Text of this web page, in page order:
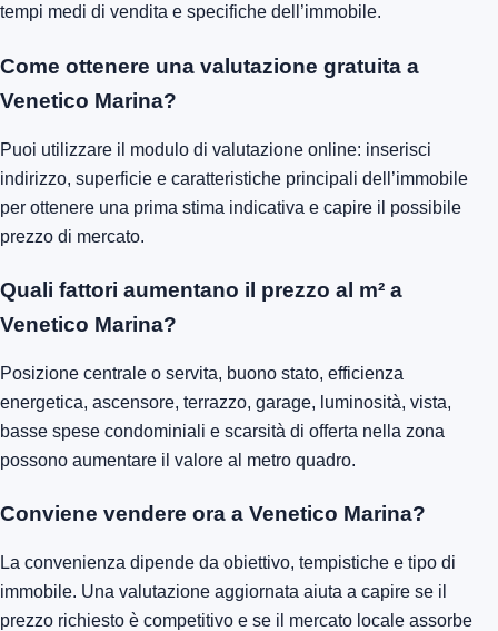
tempi medi di vendita e specifiche dell’immobile.
Come ottenere una valutazione gratuita a
Venetico Marina?
Puoi utilizzare il modulo di valutazione online: inserisci
indirizzo, superficie e caratteristiche principali dell’immobile
per ottenere una prima stima indicativa e capire il possibile
prezzo di mercato.
Quali fattori aumentano il prezzo al m² a
Venetico Marina?
Posizione centrale o servita, buono stato, efficienza
energetica, ascensore, terrazzo, garage, luminosità, vista,
basse spese condominiali e scarsità di offerta nella zona
possono aumentare il valore al metro quadro.
Conviene vendere ora a Venetico Marina?
La convenienza dipende da obiettivo, tempistiche e tipo di
immobile. Una valutazione aggiornata aiuta a capire se il
prezzo richiesto è competitivo e se il mercato locale assorbe